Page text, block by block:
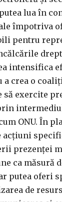
lua în
împotriva
pentru
intensifica
crea o
să exercite
ONU. În
acțiuni
prezenței
ca măsură
ar putea
de